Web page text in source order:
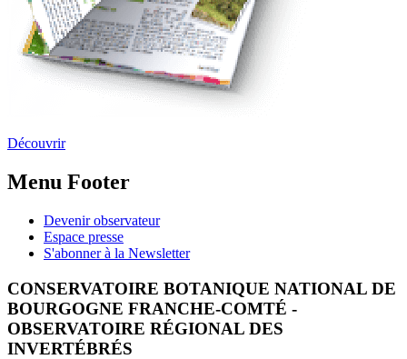
Découvrir
Menu Footer
Devenir observateur
Espace presse
S'abonner à la Newsletter
CONSERVATOIRE BOTANIQUE NATIONAL DE
BOURGOGNE FRANCHE-COMTÉ -
OBSERVATOIRE RÉGIONAL DES
INVERTÉBRÉS